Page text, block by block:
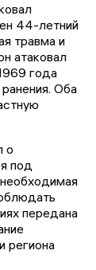
44-летний
травма и
атаковал
года
Оба
о
под
передана
региона